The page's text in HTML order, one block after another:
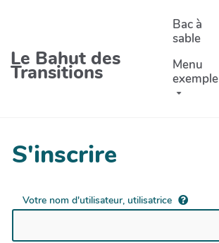
Le Bahut des
Transitions
Bac à
sable
Menu
exemple
S'inscrire
Votre nom d'utilisateur, utilisatrice